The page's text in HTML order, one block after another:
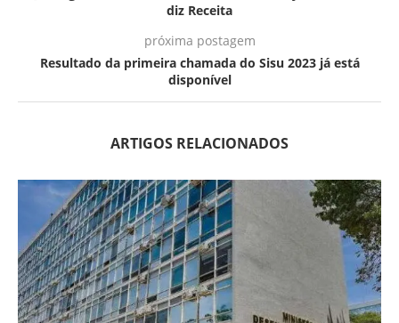
diz Receita
próxima postagem
Resultado da primeira chamada do Sisu 2023 já está
disponível
ARTIGOS RELACIONADOS